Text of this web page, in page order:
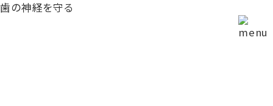
歯の神経を守る